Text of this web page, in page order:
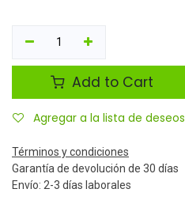
Add to Cart
Agregar a la lista de deseos
Términos y condiciones
Garantía de devolución de 30 días
Envío: 2-3 días laborales